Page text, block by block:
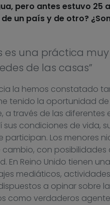
pero antes estuvo 25
un país y de otro?
es una práctica
de las casas”
la hemos constatado
tenido la oportunidad
través de las diferentes
condiciones de vida,
Los menores
con posibilidades
En Reino Unido tienen
mediáticos,
a opinar sobre
como verdaderos